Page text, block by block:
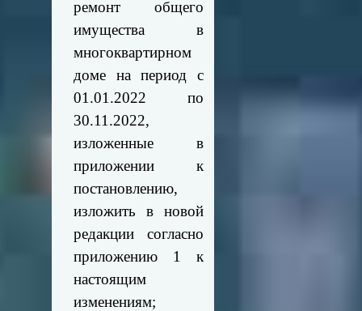
ремонт общего
имущества в
многоквартирном
доме на период с
01.01.2022 по
30.11.2022,
изложенные в
приложении к
постановлению,
изложить в новой
редакции согласно
приложению 1 к
настоящим
изменениям;